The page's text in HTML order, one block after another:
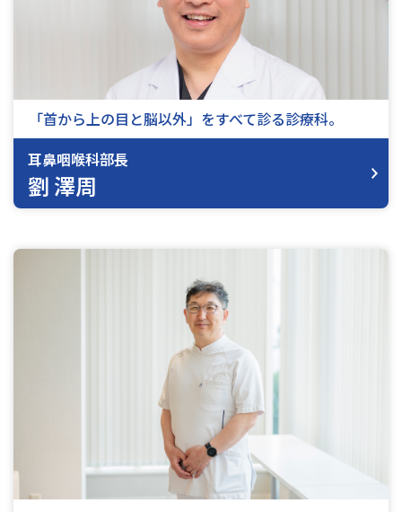
「首から上の目と脳以外」をすべて診る診療科。
耳鼻咽喉科部長
劉 澤周